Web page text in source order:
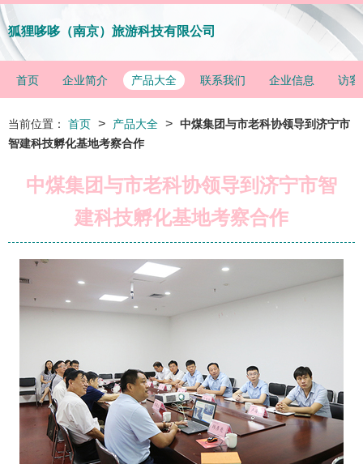
狐狸哆哆（南京）旅游科技有限公司
首页 企业简介 产品大全 联系我们 企业信息 访客
当前位置： 首页 > 产品大全 > 中煤集团与市老科协领导到济宁市
智建科技孵化基地考察合作
中煤集团与市老科协领导到济宁市智
建科技孵化基地考察合作